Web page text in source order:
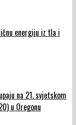
energiju iz tla i
na 21. svjetskom
u Oregonu